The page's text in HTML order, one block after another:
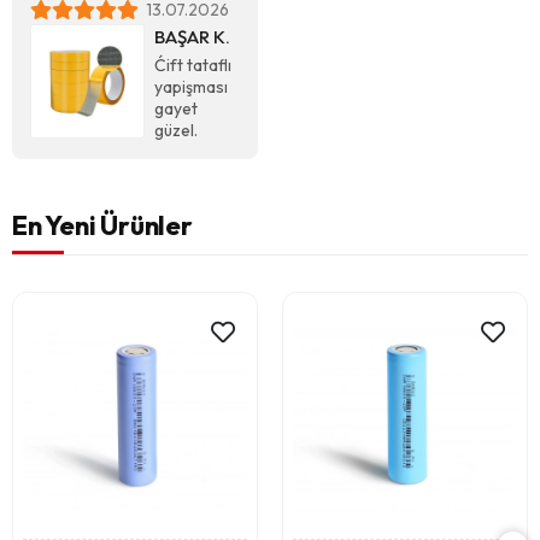
13.07.2026
BAŞAR K.
Ćift tataflı
yapişması
gayet
güzel.
En Yeni Ürünler